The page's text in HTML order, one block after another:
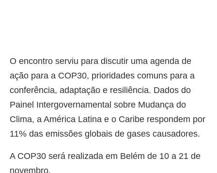
O encontro serviu para discutir uma agenda de
ação para a COP30, prioridades comuns para a
conferência, adaptação e resiliência. Dados do
Painel Intergovernamental sobre Mudança do
Clima, a América Latina e o Caribe respondem por
11% das emissões globais de gases causadores.
A COP30 será realizada em Belém de 10 a 21 de
novembro.